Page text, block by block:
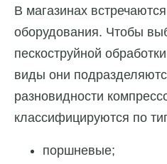
В магазинах
оборудования. Чтобы
пескоструйной
виды они
разновидности
классифицируются по
поршневые;